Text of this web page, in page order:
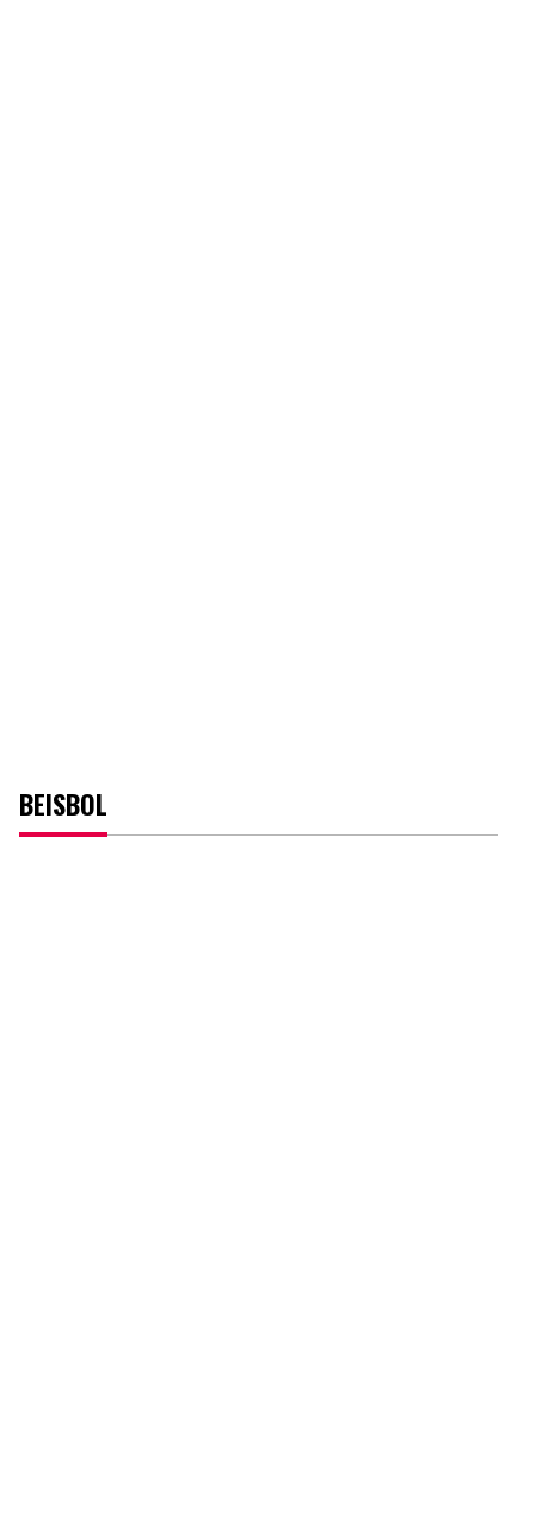
BEISBOL